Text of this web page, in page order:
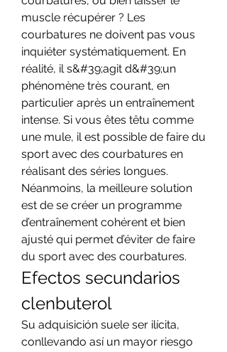
muscle récupérer ? Les
courbatures ne doivent pas vous
inquiéter systématiquement. En
réalité, il s&#39;agit d&#39;un
phénomène très courant, en
particulier après un entraînement
intense. Si vous êtes têtu comme
une mule, il est possible de faire du
sport avec des courbatures en
réalisant des séries longues.
Néanmoins, la meilleure solution
est de se créer un programme
d’entraînement cohérent et bien
ajusté qui permet d’éviter de faire
du sport avec des courbatures.
Efectos secundarios
clenbuterol
Su adquisición suele ser ilícita,
conllevando así un mayor riesgo